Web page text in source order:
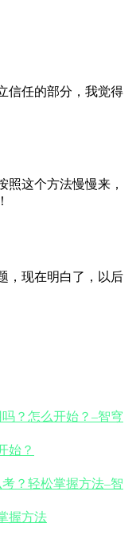
信任的部分，我觉得
照这个方法慢慢来，
，现在明白了，以后
始？
握方法